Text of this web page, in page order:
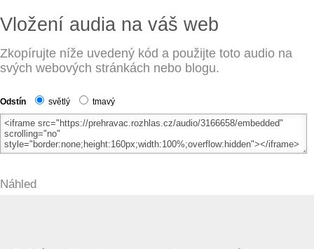
Vložení audia na váš web
Zkopírujte níže uvedený kód a použijte toto audio na
svých webových stránkách nebo blogu.
Odstín světlý tmavý
Náhled